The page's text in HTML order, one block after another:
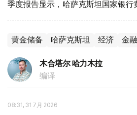
季度报告显示，哈萨克斯坦国家银行
黄金储备 哈萨克斯坦 经济 金融
木合塔尔 哈力木拉
编译
08:31, 31 7月 2026